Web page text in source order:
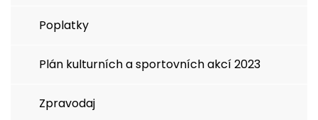
Poplatky
Plán kulturních a sportovních akcí 2023
Zpravodaj